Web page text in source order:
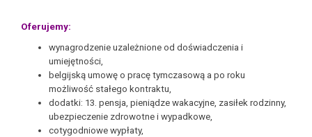
Oferujemy:
wynagrodzenie uzależnione od doświadczenia i
umiejętności,
belgijską umowę o pracę tymczasową a po roku
możliwość stałego kontraktu,
dodatki: 13. pensja, pieniądze wakacyjne, zasiłek rodzinny,
ubezpieczenie zdrowotne i wypadkowe,
cotygodniowe wypłaty,